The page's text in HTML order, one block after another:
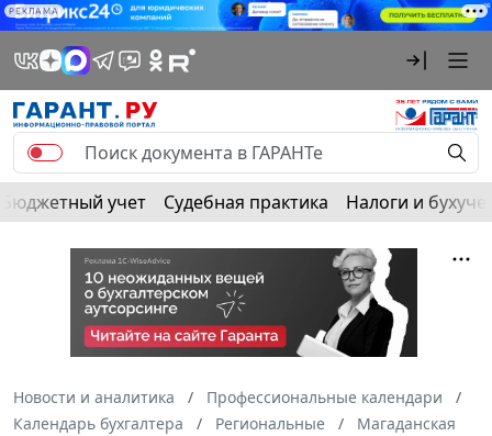
РЕКЛАМА
Бюджетный учет Судебная практика Налоги и
Новости и аналитика
Профессиональные календари
Календарь бухгалтера
Региональные
Магаданская